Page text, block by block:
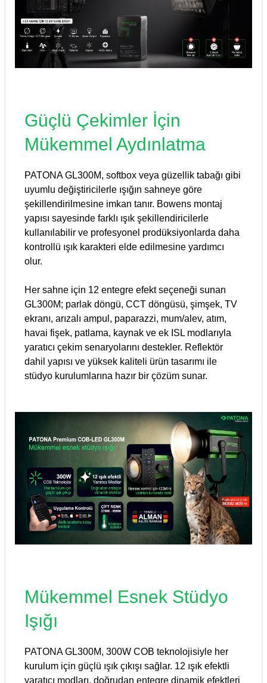
Güçlü Çekimler İçin
Mükemmel Aydınlatma
PATONA GL300M, softbox veya güzellik tabağı gibi
uyumlu değiştiricilerle ışığın sahneye göre
şekillendirilmesine imkan tanır. Bowens montaj
yapısı sayesinde farklı ışık şekillendiricilerle
kullanılabilir ve profesyonel prodüksiyonlarda daha
kontrollü ışık karakteri elde edilmesine yardımcı
olur.
Her sahne için 12 entegre efekt seçeneği sunan
GL300M; parlak döngü, CCT döngüsü, şimşek, TV
ekranı, arızalı ampul, paparazzi, mum/alev, atım,
havai fişek, patlama, kaynak ve ek ISL modlarıyla
yaratıcı çekim senaryolarını destekler. Reflektör
dahil yapısı ve yüksek kaliteli ürün tasarımı ile
stüdyo kurulumlarına hazır bir çözüm sunar.
Mükemmel Esnek Stüdyo
Işığı
PATONA GL300M, 300W COB teknolojisiyle her
kurulum için güçlü ışık çıkışı sağlar. 12 ışık efektli
yaratıcı modları, doğrudan entegre dinamik efektleri